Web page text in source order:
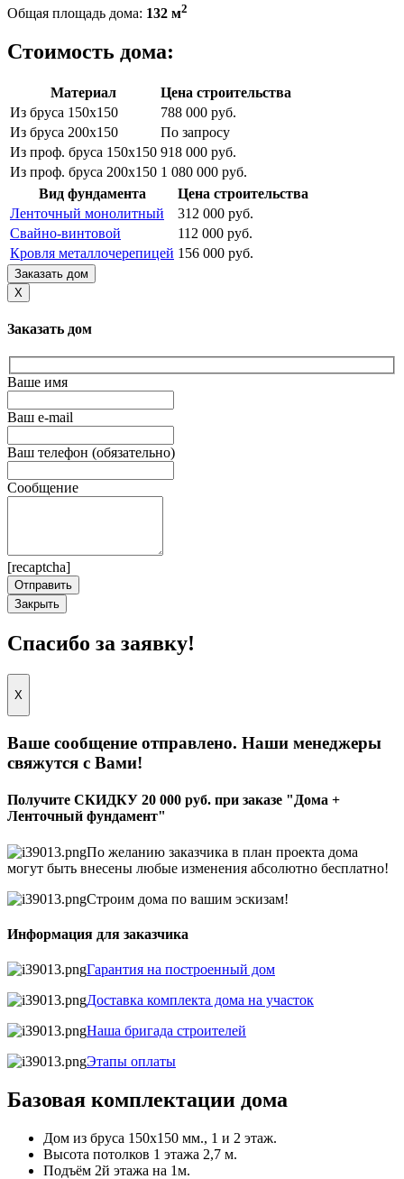
Общая площадь дома: 132 м2
Стоимость дома:
Материал
Цена строительства
Из бруса 150х150
788 000 руб.
Из бруса 200х150
По запросу
Из проф. бруса 150х150 918 000 руб.
Из проф. бруса 200х150 1 080 000 руб.
Вид фундамента
Цена строительства
Ленточный монолитный
312 000 руб.
Свайно-винтовой
112 000 руб.
Кровля металлочерепицей 156 000 руб.
Заказать дом
X
Заказать дом
Ваше имя
Ваш e-mail
Ваш телефон (обязательно)
Сообщение
[recaptcha]
Закрыть
Спасибо за заявку!
X
Ваше сообщение отправлено. Наши менеджеры
свяжутся с Вами!
Получите СКИДКУ 20 000 руб. при заказе "Дома +
Ленточный фундамент"
По желанию заказчика в план проекта дома
могут быть внесены любые изменения абсолютно бесплатно!
Строим дома по вашим эскизам!
Информация для заказчика
Гарантия на построенный дом
Доставка комплекта дома на участок
Наша бригада строителей
Этапы оплаты
Базовая комплектации дома
Дом из бруса 150х150 мм., 1 и 2 этаж.
Высота потолков 1 этажа 2,7 м.
Подъём 2й этажа на 1м.